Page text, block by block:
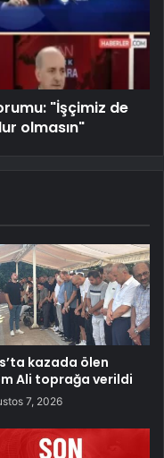
"İşçimiz de
olmasın"
kazada ölen
Ali toprağa verildi
7, 2026